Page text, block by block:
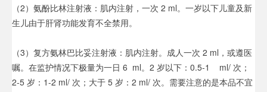
（2）氨酚比林注射液：肌内注射，一次 2 ml。一岁以下儿童及新
生儿由于肝肾功能发育不全禁用。
（3）复方氨林巴比妥注射液：肌内注射。成人一次 2 ml，或遵医
嘱。在监护情况下极量为一日 6 ml。2 岁以下：0.5-1 ml/ 次；
2-5 岁：1-2 ml/ 次；大于 5 岁：2 ml/ 次。需要注意的是本品不宜